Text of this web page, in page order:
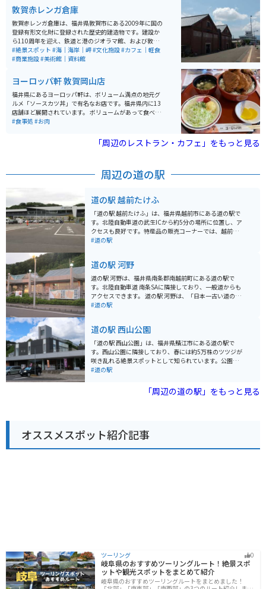
形、ちょっとした山登りも楽しめます。さらに、無料の
休憩施設や飲食店もありますので、その気になれば1日
楽しめます。
敦賀赤レンガ倉庫
敦賀赤レンガ倉庫は、福井県敦賀市にある2009年に国の
登録有形文化財に登録された歴史的建造物です。建設か
ら110周年を迎え、鉄道と港のジオラマ館、および敦賀
の食を楽しむレストラン館として新たに生まれ変わりま
した。北棟と南棟の2棟からなり、福井県内でも有数の
敦賀の港と鉄道の歴史を学ぶことができ、レストラン館
では赤レンガの空間の中で食事を楽しむことができま
す。周辺は、港の風と緑を感じられるので、観光にもオ
ススメです。
#絶景スポット #海｜海岸｜岬#文化施設#カフェ｜軽食
#商業施設#美術館｜資料館
ヨーロッパ軒 敦賀岡山店
福井県にあるヨーロッパ軒は、ボリューム満点の地元グ
ルメ「ソースカツ丼」で有名なお店です。福井県内に13
店舗ほど展開されています。 ボリュームがあって食べご
たえがあります。冬の時期は牡蠣フライも美味しいで
#食事処 #お肉
「周辺のレストラン・カフェ」をもっと見る
周辺の道の駅
道の駅 越前たけふ
「道の駅 越前たけふ」は、福井県越前市にある道の駅で
す。北陸自動車道の武生ICから約5分の場所に位置し、ア
クセスも良好です。特産品の販売コーナーでは、越前打
刃物や越前和紙、地元産の新鮮な野菜など、福井県なら
ができます。中でもおすすめは、地元産の蕎麦粉を使っ
た風味豊かな越前そばです。バイクで訪れた際には、駐
車場も広々としているので安心です。周辺には、日本六
古窯の一つに数えられる越前焼の窯元が集まる「越前陶
芸村」など、観光スポットも点在しています。伝統工芸
#道の駅
道の駅 河野
道の駅 河野は、福井県南条郡南越前町にある道の駅で
す。北陸自動車道 南条SAに隣接しており、一般道からも
アクセスできます。 道の駅 河野は、「日本一古い道の
駅」として知られており、地元の特産品や新鮮な野菜な
訪れる場合、道の駅には広い駐車場が用意されているの
で安心です。また、周辺には、日本海や山々の景色を楽
しめるスポットも多いので、ツーリングの休憩場所とし
ても最適です。 道の駅 河野は、地元の文化や食に触れら
れる場所として、観光客だけでなく地元の人々にも愛さ
#道の駅
道の駅 西山公園
「道の駅 西山公園」は、福井県鯖江市にある道の駅で
す。西山公園に隣接しており、春には約5万株のツツジが
咲き乱れる絶景スポットとして知られています。公園内
には、展望台や動物園、遊園地などがあり、家族連れで
イク専用のスペースがあります。また、周辺には、眼鏡
の産地として知られる鯖江市街地や、雄大な自然を楽し
でも購入できます。
#道の駅
「周辺の道の駅」をもっと見る
オススメスポット紹介記事
ツーリング 0
岐阜県のおすすめツーリングルート！絶景スポ
ットや観光スポットをまとめて紹介
岐阜県のおすすめツーリングルートをまとめました！